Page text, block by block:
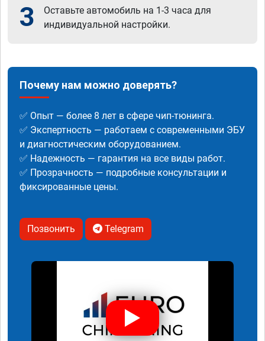
3
Оставьте автомобиль на 1-3 часа для
индивидуальной настройки.
Почему нам можно доверять?
✅ Опыт — более 8 лет в сфере чип-тюнинга.
✅ Экспертность — работаем с современными ЭБУ
и диагностическим оборудованием.
✅ Надежность — гарантия на все виды работ.
✅ Прозрачность — подробные консультации и
фиксированные цены.
Позвонить Telegram